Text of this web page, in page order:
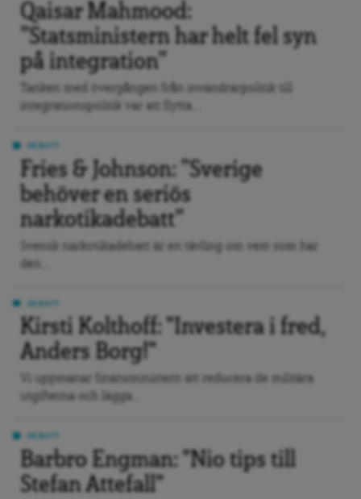
Qaisar Mahmood:
”Statsministern har helt fel syn
på integration”
Tanken med övergången från invandrarpolitik till
integrationspolitik var att flytta...
Fries & Johnson: ”Sverige
behöver en seriös
narkotikadebatt”
Svensk narkotikadebatt är en tävling om vem som har
den...
Kirsti Kolthoff: "Investera i fred,
Anders Borg!"
Vi uppmanar finansministern att reducera de militära
utgifterna och lägga...
Barbro Engman: "Nio tips till
Stefan Attefall"